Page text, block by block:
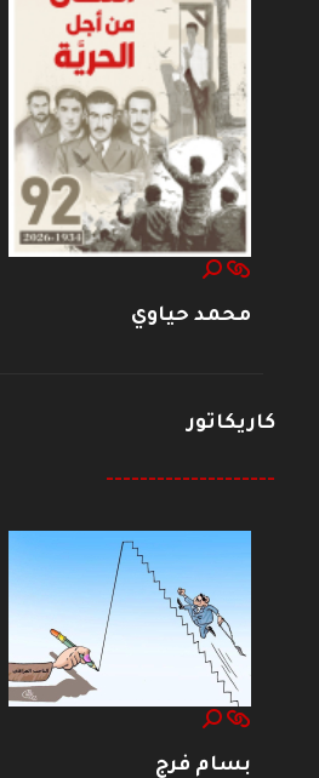
محمد حياوي
كاريكاتور
--------------------
بسام فرج